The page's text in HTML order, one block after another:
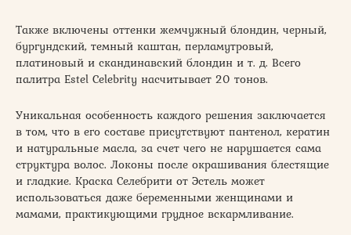
Также включены оттенки жемчужный блондин, черный,
бургундский, темный каштан, перламутровый,
платиновый и скандинавский блондин и т. д. Всего
палитра Estel Celebrity насчитывает 20 тонов.
Уникальная особенность каждого решения заключается
в том, что в его составе присутствуют пантенол, кератин
и натуральные масла, за счет чего не нарушается сама
структура волос. Локоны после окрашивания блестящие
и гладкие. Краска Селебрити от Эстель может
использоваться даже беременными женщинами и
мамами, практикующими грудное вскармливание.